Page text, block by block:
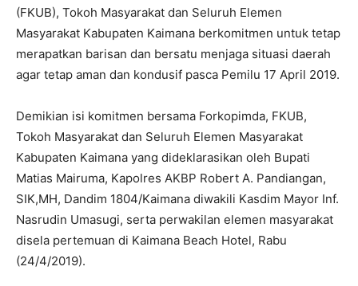
(FKUB), Tokoh Masyarakat dan Seluruh Elemen
Masyarakat Kabupaten Kaimana berkomitmen untuk tetap
merapatkan barisan dan bersatu menjaga situasi daerah
agar tetap aman dan kondusif pasca Pemilu 17 April 2019.
Demikian isi komitmen bersama Forkopimda, FKUB,
Tokoh Masyarakat dan Seluruh Elemen Masyarakat
Kabupaten Kaimana yang dideklarasikan oleh Bupati
Matias Mairuma, Kapolres AKBP Robert A. Pandiangan,
SIK,MH, Dandim 1804/Kaimana diwakili Kasdim Mayor Inf.
Nasrudin Umasugi, serta perwakilan elemen masyarakat
disela pertemuan di Kaimana Beach Hotel, Rabu
(24/4/2019).